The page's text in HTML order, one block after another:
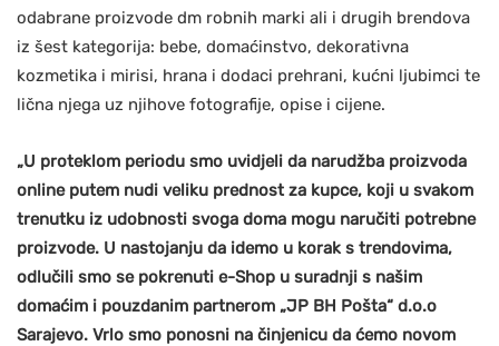
odabrane proizvode dm robnih marki ali i drugih brendova
iz šest kategorija: bebe, domaćinstvo, dekorativna
kozmetika i mirisi, hrana i dodaci prehrani, kućni ljubimci te
lična njega uz njihove fotografije, opise i cijene.
„U proteklom periodu smo uvidjeli da narudžba proizvoda
online putem nudi veliku prednost za kupce, koji u svakom
trenutku iz udobnosti svoga doma mogu naručiti potrebne
proizvode. U nastojanju da idemo u korak s trendovima,
odlučili smo se pokrenuti e-Shop u suradnji s našim
domaćim i pouzdanim partnerom „JP BH Pošta“ d.o.o
Sarajevo. Vrlo smo ponosni na činjenicu da ćemo novom